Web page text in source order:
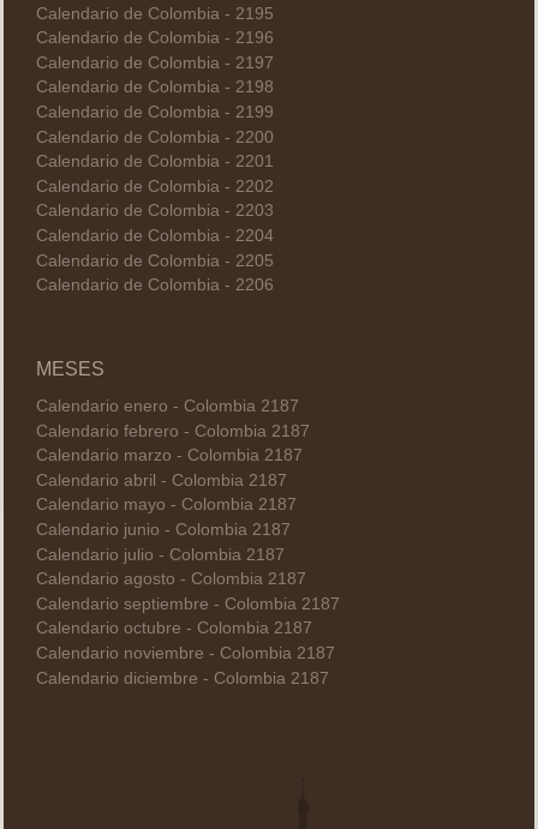
Calendario de Colombia - 2195
Calendario de Colombia - 2196
Calendario de Colombia - 2197
Calendario de Colombia - 2198
Calendario de Colombia - 2199
Calendario de Colombia - 2200
Calendario de Colombia - 2201
Calendario de Colombia - 2202
Calendario de Colombia - 2203
Calendario de Colombia - 2204
Calendario de Colombia - 2205
Calendario de Colombia - 2206
MESES
Calendario enero - Colombia 2187
Calendario febrero - Colombia 2187
Calendario marzo - Colombia 2187
Calendario abril - Colombia 2187
Calendario mayo - Colombia 2187
Calendario junio - Colombia 2187
Calendario julio - Colombia 2187
Calendario agosto - Colombia 2187
Calendario septiembre - Colombia 2187
Calendario octubre - Colombia 2187
Calendario noviembre - Colombia 2187
Calendario diciembre - Colombia 2187